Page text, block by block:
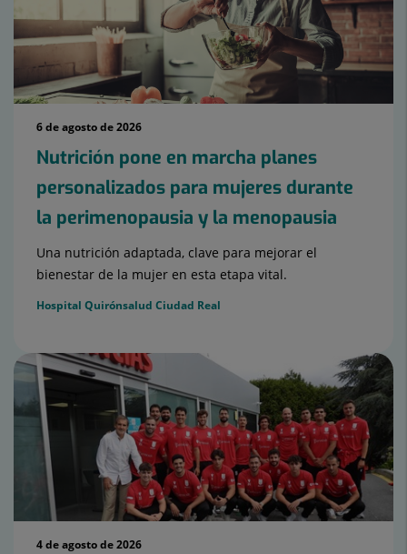
6 de agosto de 2026
Nutrición pone en marcha planes
personalizados para mujeres durante
la perimenopausia y la menopausia
Una nutrición adaptada, clave para mejorar el
bienestar de la mujer en esta etapa vital.
Hospital Quirónsalud Ciudad Real
4 de agosto de 2026